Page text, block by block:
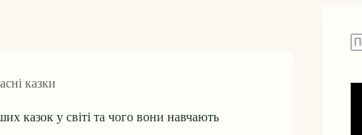
казки
казок у світі та чого вони навчають